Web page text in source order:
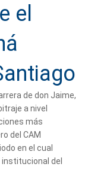
el
de don Jaime,
a nivel
más
del CAM
en el cual
del